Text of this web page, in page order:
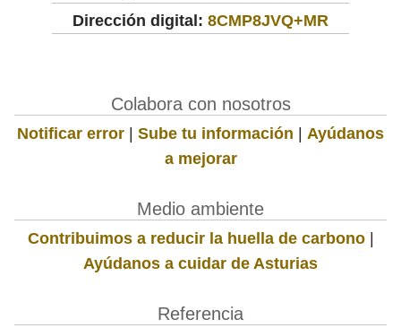
Dirección digital: 8CMP8JVQ+MR
Colabora con nosotros
Notificar error | Sube tu información | Ayúdanos
a mejorar
Medio ambiente
Contribuimos a reducir la huella de carbono|
Ayúdanos a cuidar de Asturias
Referencia